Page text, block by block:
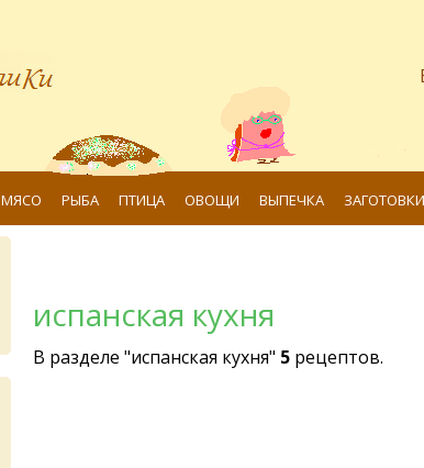
МЯСО РЫБА ПТИЦА ОВОЩИ ВЫПЕЧКА ЗАГОТОВКИ
испанская кухня
В разделе "испанская кухня" 5 рецептов.